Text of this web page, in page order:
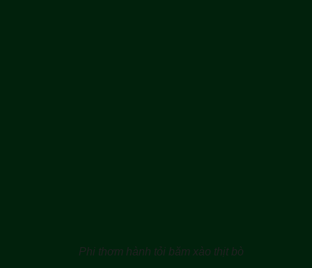
Phi thơm hành tỏi băm xào thịt bò